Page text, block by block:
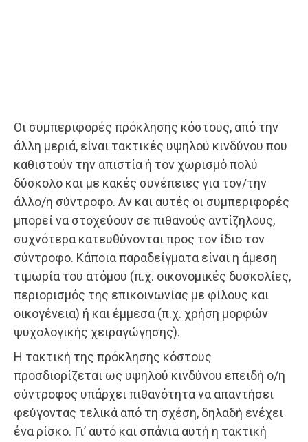
Οι συμπεριφορές πρόκλησης κόστους, από την
άλλη μεριά, είναι τακτικές υψηλού κινδύνου που
καθιστούν την απιστία ή τον χωρισμό πολύ
δύσκολο και με κακές συνέπειες για τον/την
άλλο/η σύντροφο. Αν και αυτές οι συμπεριφορές
μπορεί να στοχεύουν σε πιθανούς αντίζηλους,
συχνότερα κατευθύνονται προς τον ίδιο τον
σύντροφο. Κάποια παραδείγματα είναι η άμεση
τιμωρία του ατόμου (π.χ. οικονομικές δυσκολίες,
περιορισμός της επικοινωνίας με φίλους και
οικογένεια) ή και έμμεσα (π.χ. χρήση μορφών
ψυχολογικής χειραγώγησης).
Η τακτική της πρόκλησης κόστους
προσδιορίζεται ως υψηλού κινδύνου επειδή ο/η
σύντροφος υπάρχει πιθανότητα να απαντήσει
φεύγοντας τελικά από τη σχέση, δηλαδή ενέχει
ένα ρίσκο. Γι’ αυτό και σπάνια αυτή η τακτική